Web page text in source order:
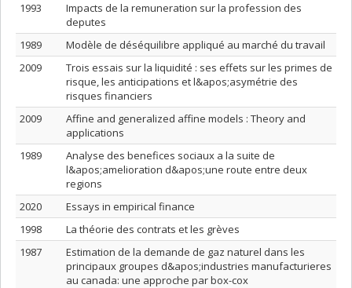
1993
Impacts de la remuneration sur la profession des
deputes
1989
Modèle de déséquilibre appliqué au marché du travail
2009
Trois essais sur la liquidité : ses effets sur les primes de
risque, les anticipations et l&apos;asymétrie des
risques financiers
2009
Affine and generalized affine models : Theory and
applications
1989
Analyse des benefices sociaux a la suite de
l&apos;amelioration d&apos;une route entre deux
regions
2020
Essays in empirical finance
1998
La théorie des contrats et les grèves
1987
Estimation de la demande de gaz naturel dans les
principaux groupes d&apos;industries manufacturieres
au canada: une approche par box-cox